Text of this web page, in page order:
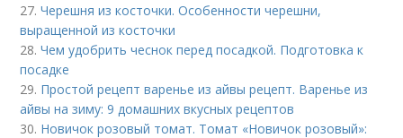
27.Черешня из косточки. Особенности черешни,
выращенной из косточки
28.Чем удобрить чеснок перед посадкой. Подготовка к
посадке
29. Простой рецепт варенье из айвы рецепт. Варенье из
айвы на зиму: 9 домашних вкусных рецептов
30. Новичок розовый томат. Томат «Новичок розовый»: